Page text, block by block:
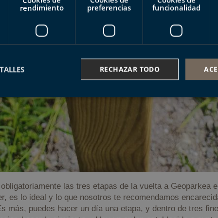
las tres etapas de la vuelta a Geoparkea
es lo ideal y lo que nosotros te recomendamos
más, puedes hacer un día una etapa, y dentro de tres
rendimiento
preferencias
funcionalidad
RECHAZAR TODO
necesarias Cookies de rendimiento Cookies de preferencias
necesarias permiten la funcionalidad principal del sitio web, como el inicio de
sitio web no se puede utilizar correctamente sin las cookies estrictamente necesarias.
Proveedor /
Vencimiento Descripción
CookieScript
geoparkea.eus
El servicio Cookie-Script.com utiliza esta
recordar las preferencias de
los visitantes. Es necesario que el
Cookie-Script.com funcione